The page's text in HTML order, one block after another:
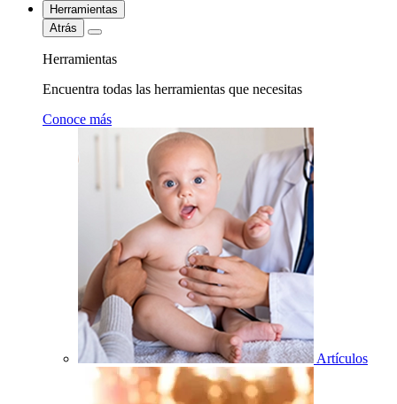
Herramientas
Atrás
Herramientas
Encuentra todas las herramientas que necesitas
Conoce más
Artículos